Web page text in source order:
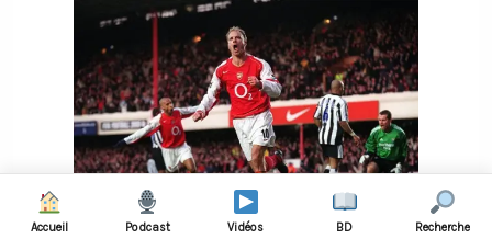
Accueil Podcast Vidéos BD Recherche